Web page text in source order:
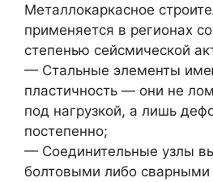
Металлокаркасное
применяется в регионах
степенью сейсмической
— Стальные элементы
пластичность — они не
под нагрузкой, а лишь
постепенно;
— Соединительные узлы
болтовыми либо